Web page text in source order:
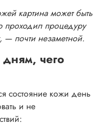
картина может быть
проходил процедуру
— почти незаметной.
чего
состояние кожи день
и не